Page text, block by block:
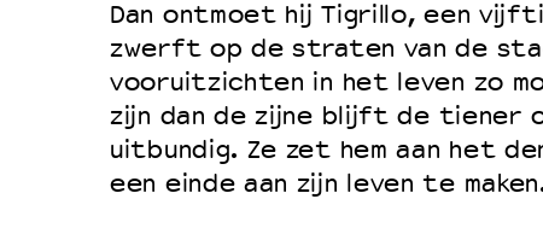
Dan ontmoet hij Tigrillo, een
zwerft op de straten van de
vooruitzichten in het leven zo
zijn dan de zijne blijft de tiener
uitbundig. Ze zet hem aan het
een einde aan zijn leven te